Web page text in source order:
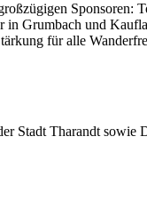
Sponsoren:
Grumbach und
für alle
Stadt Tharandt sowie